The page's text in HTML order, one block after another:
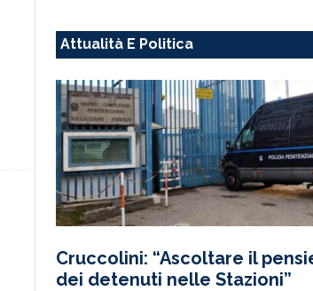
Attualità E Politica
Cruccolini: “Ascoltare il
dei detenuti nelle Stazioni”